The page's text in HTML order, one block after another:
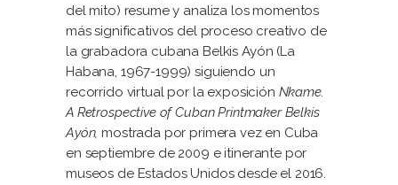
del mito) resume y analiza los momentos
más significativos del proceso creativo de
la grabadora cubana Belkis Ayón (La
Habana, 1967-1999) siguiendo un
recorrido vir­tual por la exposición Nkame.
A Retrospective of Cuban Printmaker Belkis
Ayón, mostrada por primera vez en Cuba
en septiembre de 2009 e itinerante por
museos de Estados Unidos desde el 2016.